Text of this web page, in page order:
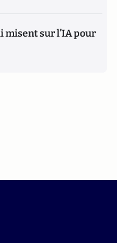
misent sur l’IA pour